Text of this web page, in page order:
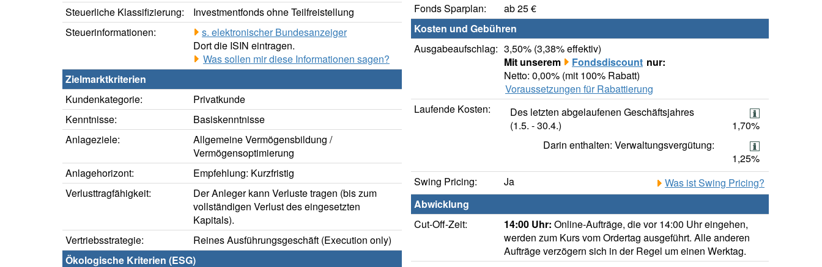
Steuerliche Klassifizierung:
Investmentfonds ohne Teilfreistellung
Steuerinformationen:
s. elektronischer Bundesanzeiger
Dort die ISIN eintragen.
Was sollen mir diese Informationen sagen?
Zielmarktkriterien
Kundenkategorie:
Privatkunde
Kenntnisse:
Basiskenntnisse
Anlageziele:
Allgemeine Vermögensbildung /
Vermögensoptimierung
Anlagehorizont:
Empfehlung: Kurzfristig
Verlusttragfähigkeit:
Der Anleger kann Verluste tragen (bis zum
vollständigen Verlust des eingesetzten
Kapitals).
Vertriebsstrategie:
Reines Ausführungsgeschäft (Execution only)
Ökologische Kriterien (ESG)
Fonds Sparplan:
ab 25 €
Kosten und Gebühren
Ausgabeaufschlag: 3,50% (3,38% effektiv)
Mit unserem
Fondsdiscount nur:
Netto: 0,00% (mit 100% Rabatt)
Voraussetzungen für Rabattierung
Laufende Kosten:
Des letzten abgelaufenen Geschäftsjahres
(1.5. - 30.4.)
1,70%
Darin enthalten: Verwaltungsvergütung:
1,25%
Swing Pricing:
Ja
Was ist Swing Pricing?
Abwicklung
Cut-Off-Zeit:
14:00 Uhr: Online-Aufträge, die vor 14:00 Uhr eingehen,
werden zum Kurs vom Ordertag ausgeführt. Alle anderen
Aufträge verzögern sich in der Regel um einen Werktag.